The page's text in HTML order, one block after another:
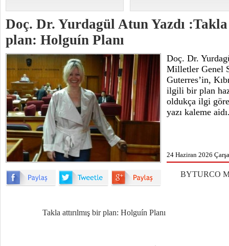
Doç. Dr. Yurdagül Atun Yazdı :Takla
plan: Holguín Planı
Doç. Dr.
Milletler Genel
Guterres’in,
ilgili bir plan
oldukça ilgi
yazı kaleme
24 Haziran 2026
BYTURCO
Takla attırılmış bir plan: Holguín Planı